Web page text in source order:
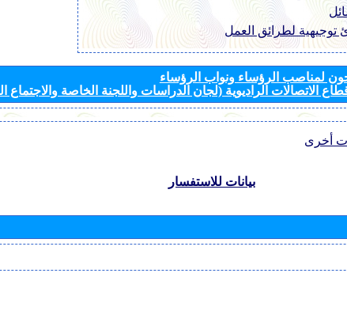
توجيهية لطرائق العمل
لمناصب الرؤساء ونواب الرؤساء
الاتصالات الراديوية (لجان الدراسات واللجنة الخاصة
أخرى
بيانات للاستفسار